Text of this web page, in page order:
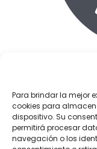
Para brindar la mejor
cookies para
dispositivo. Su
permitirá procesar
navegación o los